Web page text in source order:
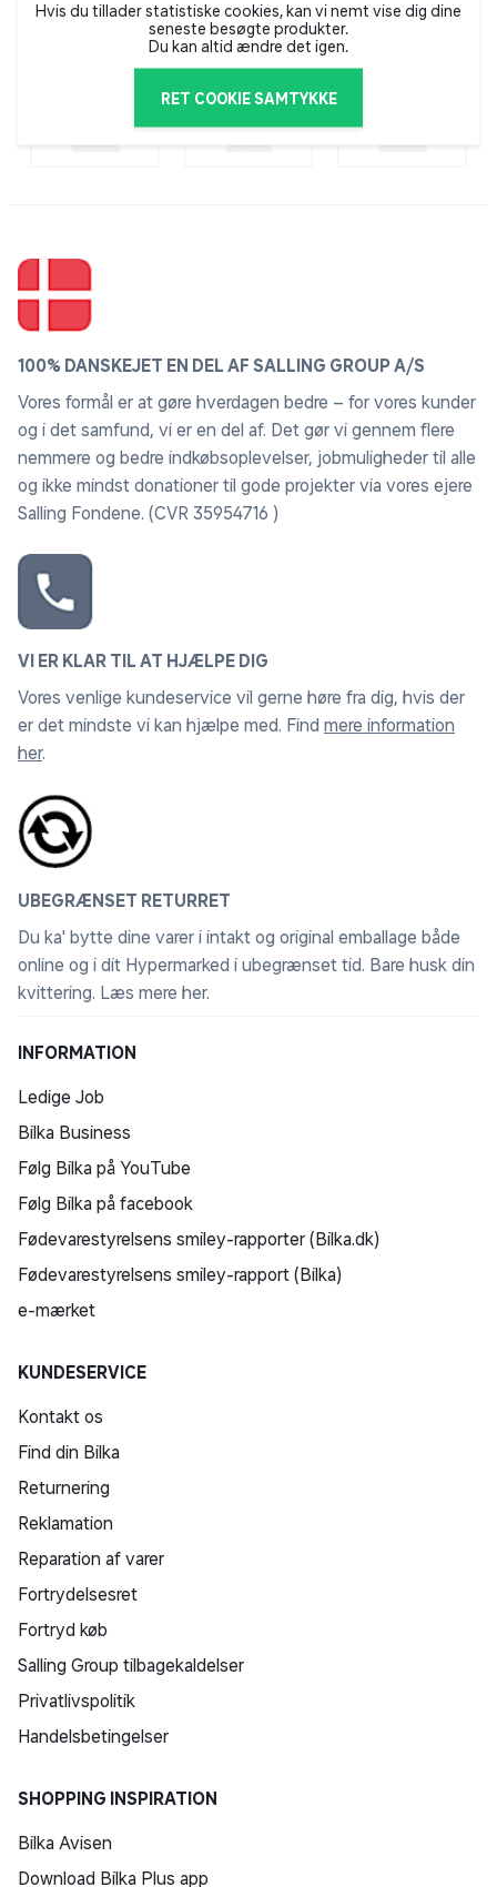
Hvis du tillader statistiske cookies, kan vi nemt vise dig dine
seneste besøgte produkter.
Du kan altid ændre det igen.
RET COOKIE SAMTYKKE
100% DANSKEJET EN DEL AF SALLING GROUP A/S
Vores formål er at gøre hverdagen bedre – for vores kunder
og i det samfund, vi er en del af. Det gør vi gennem flere
nemmere og bedre indkøbsoplevelser, jobmuligheder til alle
og ikke mindst donationer til gode projekter via vores ejere
Salling Fondene. (CVR 35954716 )
VI ER KLAR TIL AT HJÆLPE DIG
Vores venlige kundeservice vil gerne høre fra dig, hvis der
er det mindste vi kan hjælpe med. Find mere information
her.
UBEGRÆNSET RETURRET
Du ka' bytte dine varer i intakt og original emballage både
online og i dit Hypermarked i ubegrænset tid. Bare husk din
kvittering. Læs mere her.
INFORMATION
Ledige Job
Bilka Business
Følg Bilka på YouTube
Følg Bilka på facebook
Fødevarestyrelsens smiley-rapporter (Bilka.dk)
Fødevarestyrelsens smiley-rapport (Bilka)
e-mærket
KUNDESERVICE
Kontakt os
Find din Bilka
Returnering
Reklamation
Reparation af varer
Fortrydelsesret
Fortryd køb
Salling Group tilbagekaldelser
Privatlivspolitik
Handelsbetingelser
SHOPPING INSPIRATION
Bilka Avisen
Download Bilka Plus app